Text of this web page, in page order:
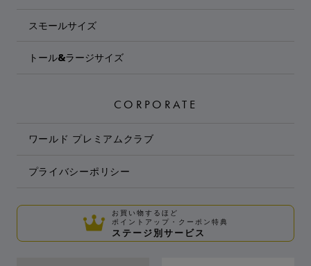
スモールサイズ
トール&ラージサイズ
CORPORATE
ワールド プレミアムクラブ
プライバシーポリシー
お買い物するほど
ポイントアップ・クーポン特典
ステージ別サービス